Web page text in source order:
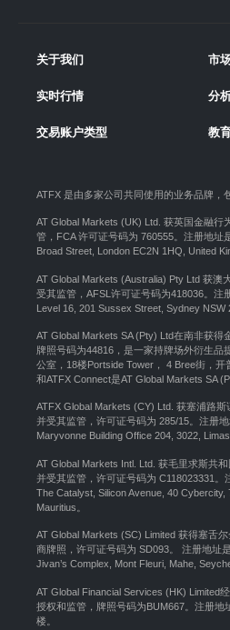
关于我们 市
实时行情 分
交易账户类型 教
ATFX 是由多家公司共同使用的业务品牌，
AT Global Markets (UK) Ltd. 获英国金融行
管，FCA 许可证号码为 760555。注册地址
Broad Street, London EC2N 1HQ, United
AT Global Markets (Australia) Pty Ltd 获澳
受其监管，AFSL许可证号码为418036。注
Level 16, 201 Sussex Street, Sydney NSW
AT Global Markets SA (Pty) Ltd在南非获得
牌照号码为44816，是一家持牌场外衍生品
公室，18楼Portside Tower， 4 Bree街，开
和ATFX Connect是AT Global Markets SA
ATFX Global Markets (CY) Ltd. 获塞浦路
并受其监管，许可证号码为 285/15。注册地
Maryvonne Building Office 204, 3022,
AT Global Markets Intl. Ltd. 获毛里求斯共
并受其监管，许可证号码为 C118023331。
The Catalyst, Silicon Avenue, 40 Cybercity,
Mauritius。
AT Global Markets (SC) Limited 获得塞舌
商牌照，许可证号码为 SD093。 注册地址
Jivan’s Complex, Mont Fleuri, Mahe,
AT Global Financial Services (HK) Limited
授权和监管，牌照号码为BUM667。注册地
楼。